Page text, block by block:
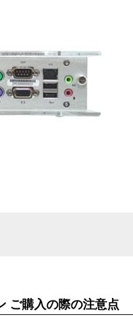
ご購入の際の注意点